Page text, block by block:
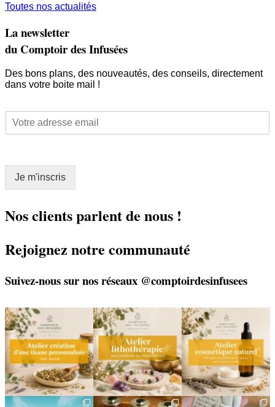
Toutes nos actualités
La newsletter
du Comptoir des Infusées
Des bons plans, des nouveautés, des conseils, directement
dans votre boite mail !
*
E
l
Je m'inscris
Nos clients parlent de nous !
Rejoignez notre communauté
Suivez-nous sur nos réseaux @comptoirdesinfusees
🌿 Créez votre tisane sur-
mesure
Un...
8 0
🌿 Un bracelet
énergétique, juste pour
vous
...
2 0
🌿 Deux rendez-vous
cosmétiques avec Sophie
(Lou...
6 0